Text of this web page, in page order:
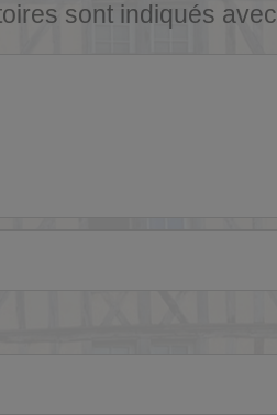
sont indiqués avec